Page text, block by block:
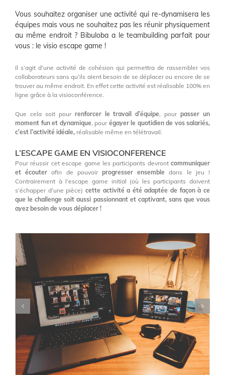
Vous souhaitez organiser une activité qui re-dynamisera les
équipes mais vous ne souhaitez pas les réunir physiquement
au même endroit ? Bibuloba a le teambuilding parfait pour
vous : le visio escape game !
Il s’agit d’une activité de cohésion qui permettra de rassembler vos
collaborateurs sans qu’ils aient besoin de se déplacer ou encore de se
trouver au même endroit. En effet cette activité est réalisable 100% en
ligne grâce à la visioconférence.
Que cela soit pour renforcer le travail d’équipe, pourpasser un
moment fun et dynamique, pour égayer le quotidien de vos salariés,
c’est l’activité idéale, réalisable même en télétravail.
L’ESCAPE GAME EN VISIOCONFERENCE
Pour réussir cet escape game les participants devront communiquer
et écouterafin de pouvoirprogresser ensembledans le jeu !
Contrairement à l’escape game initial (où les participants doivent
s’échapper d’une pièce) cette activité a été adaptée de façon à ce
que le challenge soit aussi passionnant et captivant, sans que vous
ayez besoin de vous déplacer !